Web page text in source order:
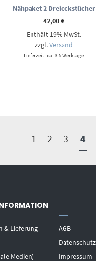
Nähpaket 2 Dreieckstücher
42,00€
Enthält 19% MwSt.
zzgl.Versand
Lieferzeit: ca. 3-5 Werktage
1 2 3 4
& Lieferung
Medien)
AGB
Datenschutz
Impressum